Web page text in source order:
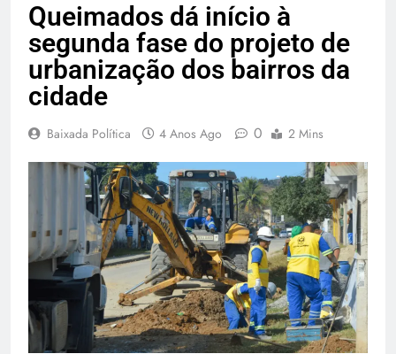
Queimados dá início à
segunda fase do projeto de
urbanização dos bairros da
cidade
Baixada Política 4 Anos Ago 0 2 Mins